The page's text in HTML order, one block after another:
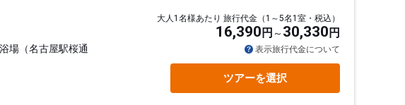
場（名古屋駅桜通
大人1名様あたり 旅行代金（1～5名1室・税込）
16,390 円 30,330 円
表示旅行代金について
ツアーを選択